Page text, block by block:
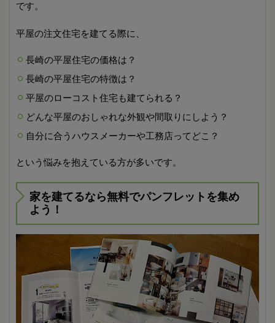
です。
平屋の注文住宅を建てる際に、
長崎の平屋住宅の価格は？
長崎の平屋住宅の特徴は？
平屋のローコスト住宅も建てられる？
どんな平屋のおしゃれな外観や間取りにしよう？
自分に合うハウスメーカーや工務店ってどこ？
という悩みを抱えている方が多いです。
家を建てるなら無料でパンフレットを集め
よう！